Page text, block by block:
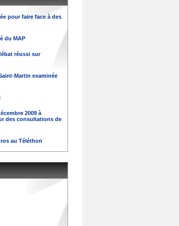
pour faire face à des
du MAP
réussi sur
Martin examinée
2009 à
des consultations de
au Téléthon